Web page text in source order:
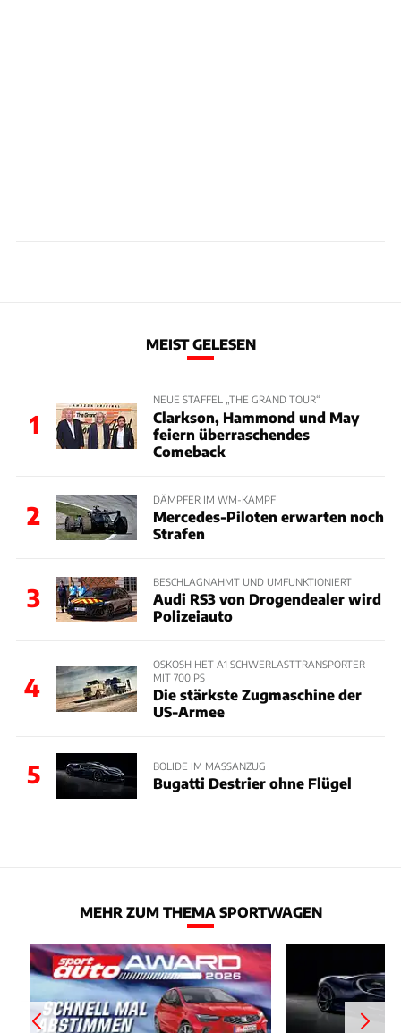
MEIST GELESEN
1
NEUE STAFFEL „THE GRAND TOUR“
Clarkson, Hammond und May
feiern überraschendes
Comeback
2
DÄMPFER IM WM-KAMPF
Mercedes-Piloten erwarten noch
Strafen
3
BESCHLAGNAHMT UND UMFUNKTIONIERT
Audi RS3 von Drogendealer wird
Polizeiauto
4
OSKOSH HET A1 SCHWERLASTTRANSPORTER
MIT 700 PS
Die stärkste Zugmaschine der
US-Armee
5 BOLIDE IM MASSANZUG
Bugatti Destrier ohne Flügel
MEHR ZUM THEMA SPORTWAGEN